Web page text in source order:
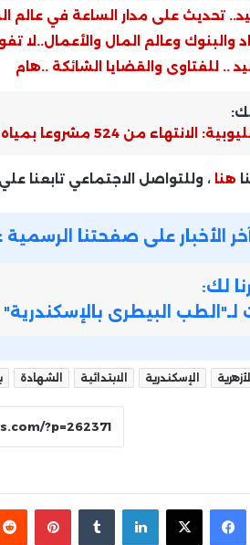
تحديث على مدار الساعة في عالم
والبنوك وعالم المال والأعمال..لا
.. للفتاوى والقضايا الشائكة ..هام
524 مشروعا بمياه الشرب والصرف الصحى منذ 2014
هنا ، وللتواصل الاجتماعي تابعنا علي
الأخبار على صفحتنا
لك:
البيطرى
الأزهرية الإسكندرية الابتدائية الشهادة
فيسبوك
‫X لينكدإن